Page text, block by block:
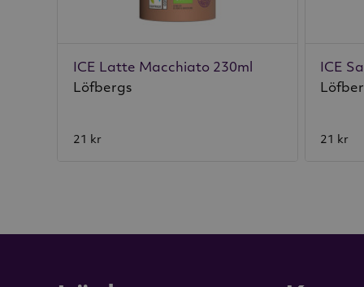
ICE Latte Macchiato 230ml
Löfbergs
21 kr
ICE
21 kr